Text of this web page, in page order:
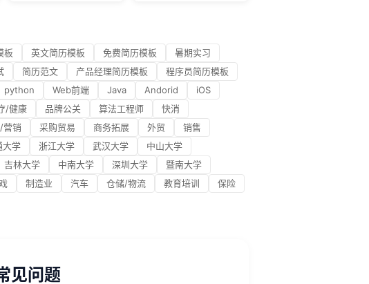
板 英文简历模板 免费简历模板
暑期实习
简历范文 产品经理简历模板
程序员简历模板
python Web前端 Java Andorid
iOS
/健康 品牌公关 算法工程师
快消
营销 采购贸易 商务拓展 外贸
销售
大学 浙江大学 武汉大学
中山大学
吉林大学 中南大学 深圳大学
暨南大学
制造业 汽车 仓储/物流 教育培训
保险
见问题